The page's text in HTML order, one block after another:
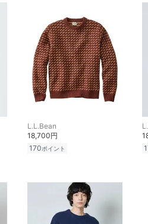
L.L.Bean
18,700円
170ポイント